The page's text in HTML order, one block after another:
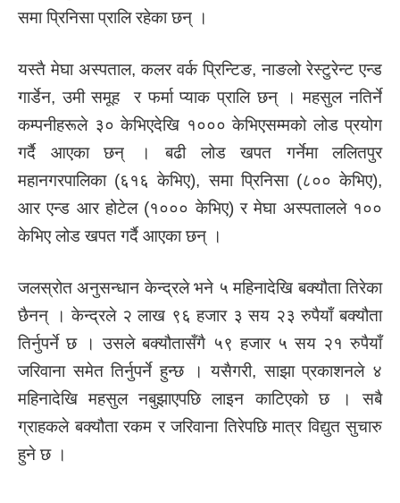
समा प्रिनिसा प्रालि रहेका छन् ।
यस्तै मेघा अस्पताल, कलर वर्क प्रिन्टिङ, नाङलो रेस्टुरेन्ट एन्ड
गार्डेन, उमी समूह र फर्मा प्याक प्रालि छन् । महसुल नतिर्ने
कम्पनीहरूले ३० केभिएदेखि १००० केभिएसम्मको लोड प्रयोग
गर्दै आएका छन् । बढी लोड खपत गर्नेमा ललितपुर
महानगरपालिका (६१६ केभिए), समा प्रिनिसा (८०० केभिए),
आर एन्ड आर होटेल (१००० केभिए) र मेघा अस्पतालले १००
केभिए लोड खपत गर्दै आएका छन् ।
जलस्रोत अनुसन्धान केन्द्रले भने ५ महिनादेखि बक्यौता तिरेका
छैनन् । केन्द्रले २ लाख ९६ हजार ३ सय २३ रुपैयाँ बक्यौता
तिर्नुपर्ने छ । उसले बक्यौतासँगै ५९ हजार ५ सय २१ रुपैयाँ
जरिवाना समेत तिर्नुपर्ने हुन्छ । यसैगरी, साझा प्रकाशनले ४
महिनादेखि महसुल नबुझाएपछि लाइन काटिएको छ । सबै
ग्राहकले बक्यौता रकम र जरिवाना तिरेपछि मात्र विद्युत सुचारु
हुने छ ।